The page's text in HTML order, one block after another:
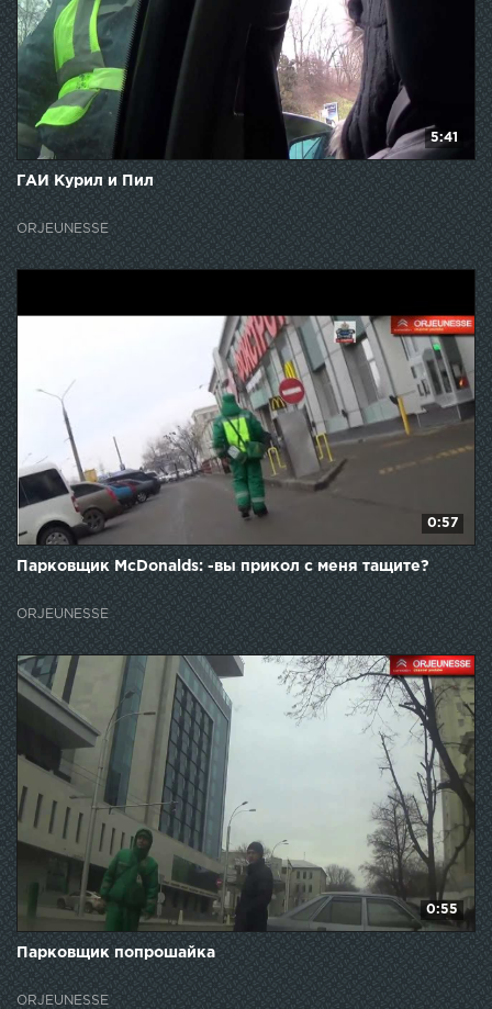
5:41
ГАИ Курил и Пил
ORJEUNESSE
0:57
Парковщик McDonalds: -вы прикол с меня тащите?
ORJEUNESSE
0:55
Парковщик попрошайка
ORJEUNESSE